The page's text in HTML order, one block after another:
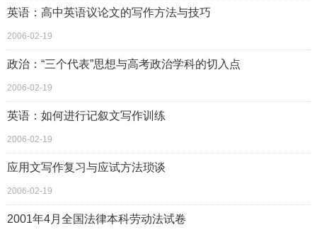
英语：高中英语议论文的写作方法与技巧
2006-02-19
政治：“三个代表”思想与高考政治学科的切入点
2006-02-19
英语：如何进行记叙文写作训练
2006-02-19
应用文写作复习与应试方法琐谈
2006-02-19
2001年4月全国法律本科劳动法试卷